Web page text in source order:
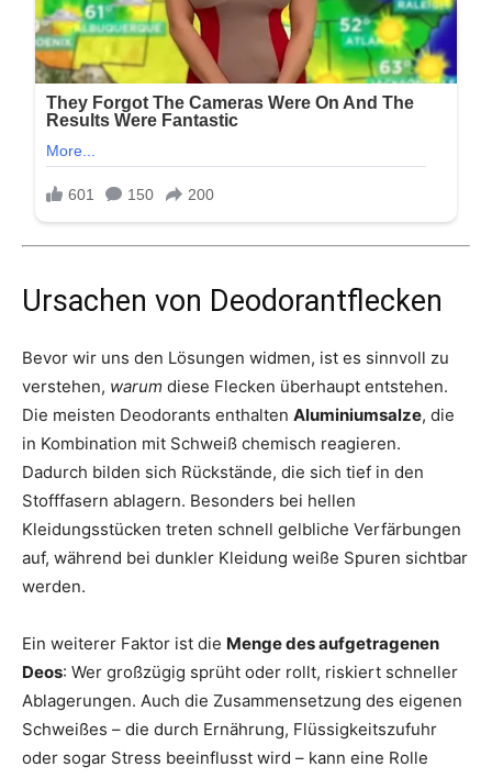
Ursachen von Deodorantflecken
Bevor wir uns den Lösungen widmen, ist es sinnvoll zu
verstehen, warum diese Flecken überhaupt entstehen.
Die meisten Deodorants enthalten Aluminiumsalze, die
in Kombination mit Schweiß chemisch reagieren.
Dadurch bilden sich Rückstände, die sich tief in den
Stofffasern ablagern. Besonders bei hellen
Kleidungsstücken treten schnell gelbliche Verfärbungen
auf, während bei dunkler Kleidung weiße Spuren sichtbar
werden.
Ein weiterer Faktor ist die Menge des aufgetragenen
Deos: Wer großzügig sprüht oder rollt, riskiert schneller
Ablagerungen. Auch die Zusammensetzung des eigenen
Schweißes – die durch Ernährung, Flüssigkeitszufuhr
oder sogar Stress beeinflusst wird – kann eine Rolle